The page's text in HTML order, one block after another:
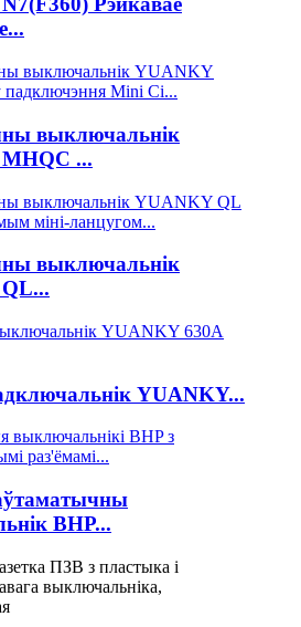
выключальнік
...
выключальнік
YUANKY...
BHP...